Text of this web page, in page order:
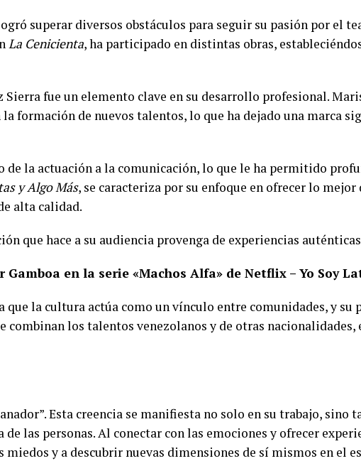
superar diversos obstáculos para seguir su pasión por el
La Cenicienta, ha participado en distintas obras,
fue un elemento clave en su desarrollo profesional.
formación de nuevos talentos, lo que ha dejado una marca
la actuación a la comunicación, lo que le ha permitido
y Algo Más, se caracteriza por su enfoque en ofrecer lo
alta calidad.
que hace a su audiencia provenga de experiencias
en la serie «Machos Alfa» de Netflix – Yo Soy
que la cultura actúa como un vínculo entre comunidades, y su
combinan los talentos venezolanos y de otras
Esta creencia se manifiesta no solo en su trabajo, sino
las personas. Al conectar con las emociones y ofrecer
y a descubrir nuevas dimensiones de sí mismos en el